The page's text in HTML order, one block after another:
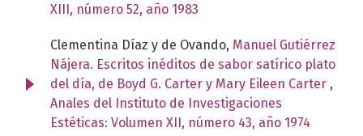
XIII, número 52, año 1983
Clementina Díaz y de Ovando, Manuel Gutiérrez
Nájera. Escritos inéditos de sabor satírico plato
del día, de Boyd G. Carter y Mary Eileen Carter ,
Anales del Instituto de Investigaciones
Estéticas: Volumen XII, número 43, año 1974